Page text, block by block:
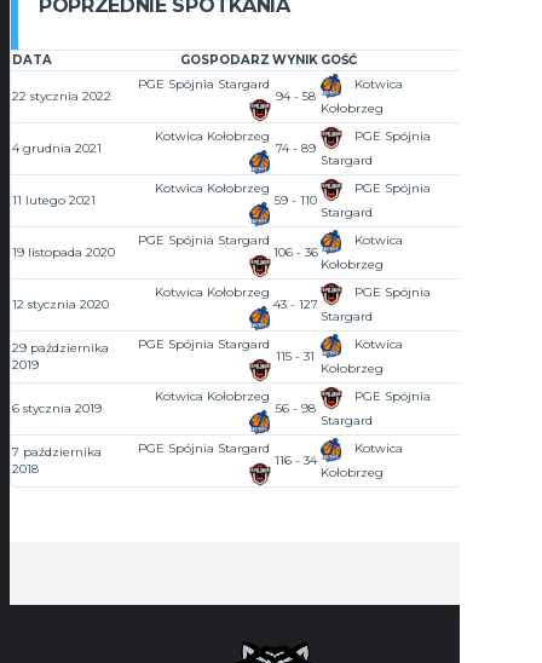
POPRZEDNIE SPOTKANIA
DATA GOSPODARZ WYNIK GOŚĆ
22 stycznia 2022
PGE Spójnia Stargard
94 - 58
Kotwica
Kołobrzeg
4 grudnia 2021
Kotwica Kołobrzeg
74 - 89
PGE Spójnia
Stargard
11 lutego 2021
Kotwica Kołobrzeg
59 - 110
PGE Spójnia
Stargard
19 listopada 2020
PGE Spójnia Stargard
106 - 36
Kotwica
Kołobrzeg
12 stycznia 2020
Kotwica Kołobrzeg
43 - 127
PGE Spójnia
Stargard
29 października
2019
PGE Spójnia Stargard
115 - 31
Kotwica
Kołobrzeg
6 stycznia 2019
Kotwica Kołobrzeg
56 - 98
PGE Spójnia
Stargard
7 października
2018
PGE Spójnia Stargard
116 - 34
Kotwica
Kołobrzeg